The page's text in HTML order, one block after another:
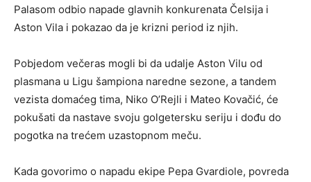
Palasom odbio napade glavnih konkurenata Čelsija i
Aston Vila i pokazao da je krizni period iz njih.
Pobjedom večeras mogli bi da udalje Aston Vilu od
plasmana u Ligu šampiona naredne sezone, a tandem
vezista domaćeg tima, Niko O’Rejli i Mateo Kovačić, će
pokušati da nastave svoju golgetersku seriju i dođu do
pogotka na trećem uzastopnom meču.
Kada govorimo o napadu ekipe Pepa Gvardiole, povreda